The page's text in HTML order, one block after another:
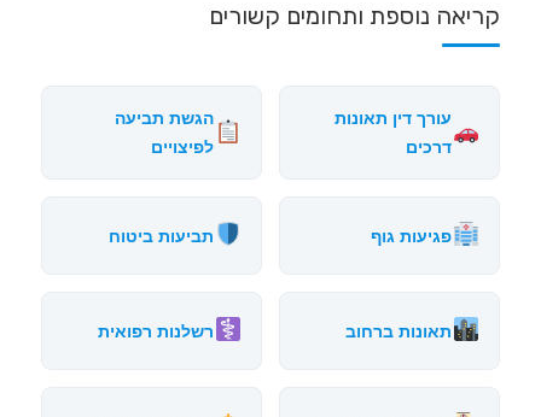
קריאה נוספת ותחומים קשורים
עורך דין תאונות
דרכים
הגשת תביעה
לפיצויים
פגיעות גוף תביעות ביטוח
תאונות ברחוב רשלנות רפואית